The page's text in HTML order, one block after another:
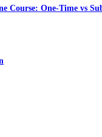
Course: One-Time vs